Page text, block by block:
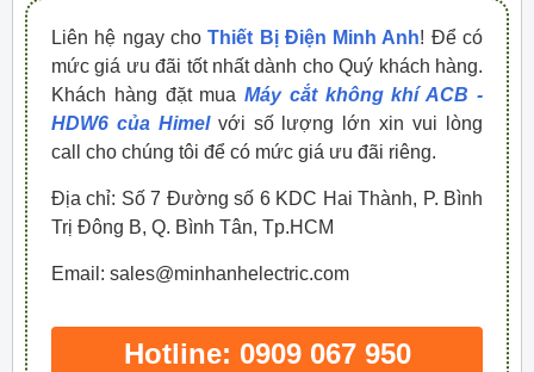
Liên hệ ngay choThiết Bị Điện Minh Anh! Để có
mức giá ưu đãi tốt nhất dành cho Quý khách hàng.
Khách hàng đặt muaMáy cắt không khí ACB -
HDW6 của Himel với số lượng lớn xin vui lòng
call cho chúng tôi để có mức giá ưu đãi riêng.
Địa chỉ: Số 7 Đường số 6 KDC Hai Thành, P. Bình
Trị Đông B, Q. Bình Tân, Tp.HCM
Email: sales@minhanhelectric.com
Hotline: 0909 067 950